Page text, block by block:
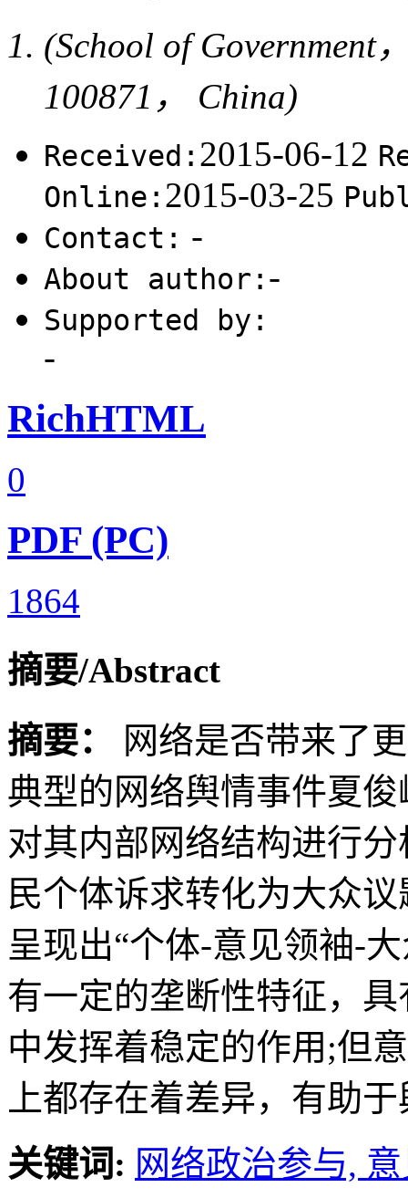
(School of Government
100871， China)
Received: 2015-06-12
Online: 2015-03-25
Contact: -
About author: -
Supported by:
-
RichHTML
0
PDF (PC)
1864
摘要/Abstract
摘要：
网络是否带来了
典型的网络舆情事件夏
对其内部网络结构进行
民个体诉求转化为大众
呈现出“个体-意见领袖-
有一定的垄断性特征，
中发挥着稳定的作用;但
上都存在着差异，有助
关键词: 网络政治参与,